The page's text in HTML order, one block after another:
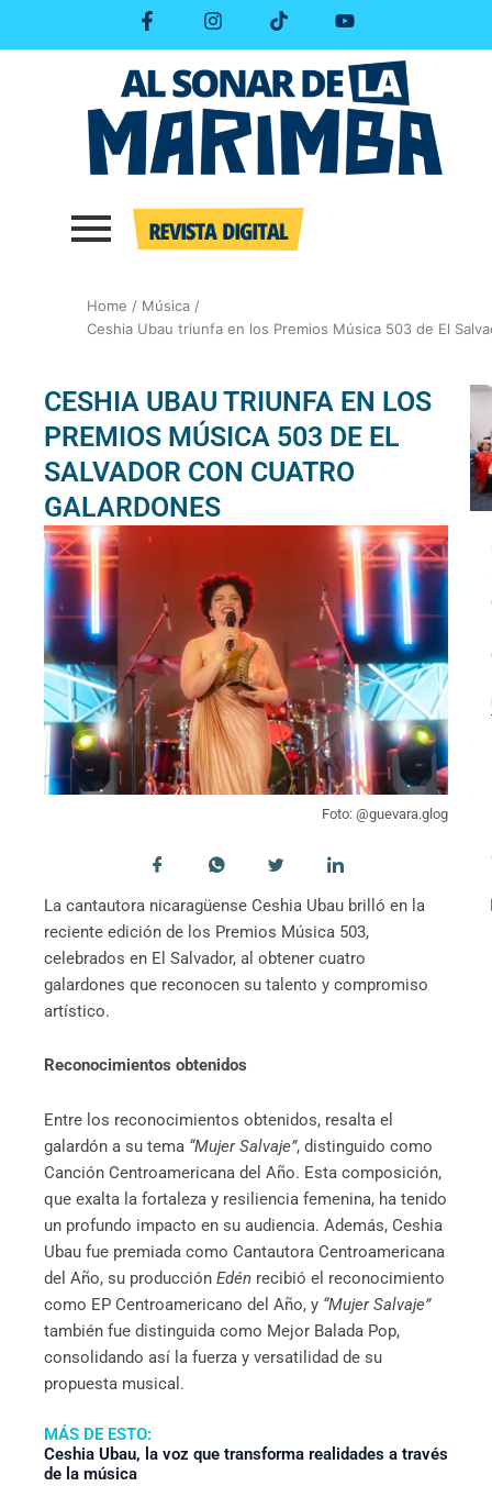
F
b
o
o
k
-
I
t
a
g
r
m
T
t
o
k
Y
t
u
b
e
Home / Música /
Ceshia Ubau triunfa en los Premios Música 503 de El
CESHIA UBAU TRIUNFA EN LOS
PREMIOS MÚSICA 503 DE EL
SALVADOR CON CUATRO
GALARDONES​
Foto: @guevara.glog
La cantautora nicaragüense Ceshia Ubau brilló en la
reciente edición de los Premios Música 503,
celebrados en El Salvador, al obtener cuatro
galardones que reconocen su talento y compromiso
artístico.
Reconocimientos obtenidos
Entre los reconocimientos obtenidos, resalta el
galardón a su tema “Mujer Salvaje”, distinguido como
Canción Centroamericana del Año. Esta composición,
que exalta la fortaleza y resiliencia femenina, ha tenido
un profundo impacto en su audiencia. Además, Ceshia
Ubau fue premiada como Cantautora Centroamericana
del Año, su producción Edén recibió el reconocimiento
como EP Centroamericano del Año, y “Mujer Salvaje”
también fue distinguida como Mejor Balada Pop,
consolidando así la fuerza y versatilidad de su
propuesta musical.
MÁS DE ESTO:
Ceshia Ubau, la voz que transforma realidades a través
de la música
ALE Y ADRIÁN
GONZÁLEZ: UNA
NOCHE DE VOCES Y
HERENCIA MUSICAL
EN MIAMI
EVENTOS, SEMANA
Ale González y Adrián
González, dos artistas
nicaragüenses en ascenso
asistentes con la fuerza y
Leer más...
NACE EN MIAMI LA
NICARAGUAN
AMERICAN
LAWYERS
ASSOCIATION
(NALA)
EVENTOS, SEMANA,
UNCATEGORIZED
La noche del 15 de
septiembre, en un marco
la conmemoración de la
independencia de
Nicaragua,...
Leer más...